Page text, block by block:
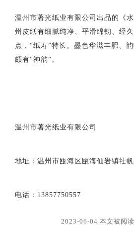
温州市著光纸业有限公司出品的《
州皮纸有细腻纯净、平滑绵韧、经
点，“纸寿”特长。墨色华滋丰肥、
颇有“神韵”。
温州市著光纸业有限公司
地址：温州市瓯海区瓯海仙岩镇社
电话：13857750557
2023-06-04 本文被阅